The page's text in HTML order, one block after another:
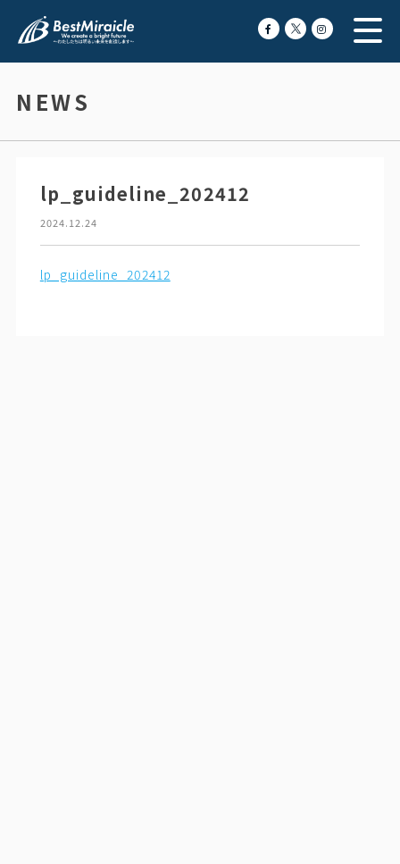
NEWS
lp_guideline_202412
2024.12.24
lp_guideline_202412